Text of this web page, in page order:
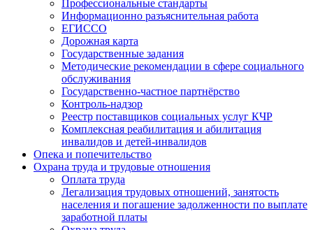
Профессиональные стандарты
Информационно разъяснительная работа
ЕГИССО
Дорожная карта
Государственные задания
Методические рекомендации в сфере социального
обслуживания
Государственно-частное партнёрство
Контроль-надзор
Реестр поставщиков социальных услуг КЧР
Комплексная реабилитация и абилитация
инвалидов и детей-инвалидов
Опека и попечительство
Охрана труда и трудовые отношения
Оплата труда
Легализация трудовых отношений, занятость
населения и погашение задолженности по выплате
заработной платы